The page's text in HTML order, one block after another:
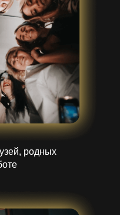
родных